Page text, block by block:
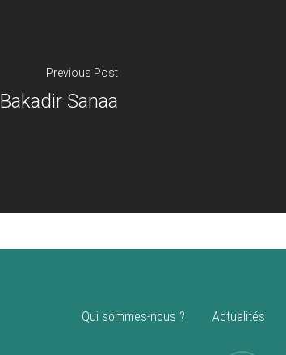
Previous Post
Bakadir Sanaa
Qui sommes-nous ? Actualités